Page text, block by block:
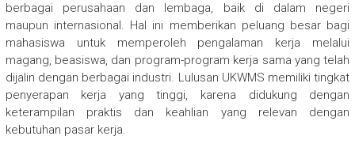
berbagai perusahaan dan lembaga, baik di dalam negeri
maupun internasional. Hal ini memberikan peluang besar bagi
mahasiswa untuk memperoleh pengalaman kerja melalui
magang, beasiswa, dan program-program kerja sama yang telah
dijalin dengan berbagai industri. Lulusan UKWMS memiliki tingkat
penyerapan kerja yang tinggi, karena didukung dengan
keterampilan praktis dan keahlian yang relevan dengan
kebutuhan pasar kerja.